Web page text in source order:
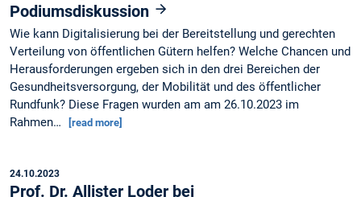
Podiumsdiskussion
Wie kann Digitalisierung bei der Bereitstellung und gerechten
Verteilung von öffentlichen Gütern helfen? Welche Chancen und
Herausforderungen ergeben sich in den drei Bereichen der
Gesundheitsversorgung, der Mobilität und des öffentlicher
Rundfunk? Diese Fragen wurden am am 26.10.2023 im
Rahmen…
[read more]
24.10.2023
Prof. Dr. Allister Loder bei